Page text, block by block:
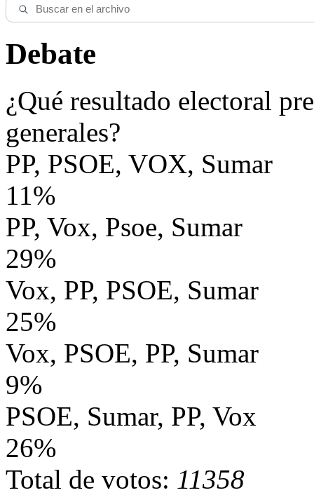
Debate
¿Qué resultado electoral
generales?
PP, PSOE, VOX, Sumar
11%
PP, Vox, Psoe, Sumar
29%
Vox, PP, PSOE, Sumar
25%
Vox, PSOE, PP, Sumar
9%
PSOE, Sumar, PP, Vox
26%
Total de votos: 11358